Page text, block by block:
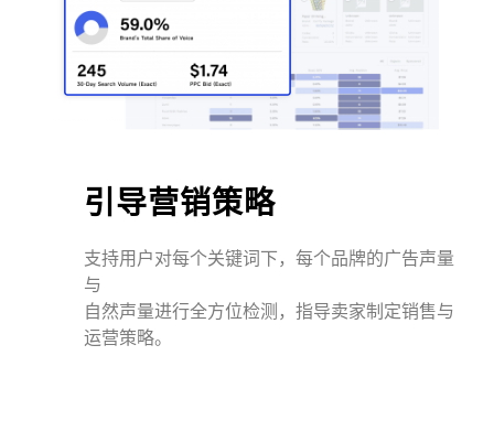
引导营销策略
支持用户对每个关键词下，每个品牌的广告声量
与
自然声量进行全方位检测，指导卖家制定销售与
运营策略。